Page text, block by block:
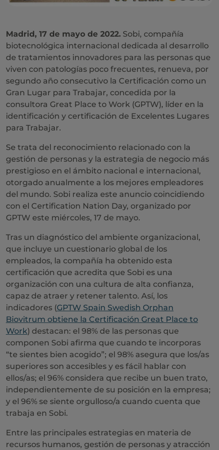
Madrid, 17 de mayo de 2022. Sobi, compañía
biotecnológica internacional dedicada al desarrollo
de tratamientos innovadores para las personas que
viven con patologías poco frecuentes, renueva, por
segundo año consecutivo la Certificación como un
Gran Lugar para Trabajar, concedida por la
consultora Great Place to Work (GPTW), líder en la
identificación y certificación de Excelentes Lugares
para Trabajar.
Se trata del reconocimiento relacionado con la
gestión de personas y la estrategia de negocio más
prestigioso en el ámbito nacional e internacional,
otorgado anualmente a los mejores empleadores
del mundo. Sobi realiza este anuncio coincidiendo
con el Certification Nation Day, organizado por
GPTW este miércoles, 17 de mayo.
Tras un diagnóstico del ambiente organizacional,
que incluye un cuestionario global de los
empleados, la compañía ha obtenido esta
certificación que acredita que Sobi es una
organización con una cultura de alta confianza,
capaz de atraer y retener talento. Así, los
indicadores (GPTW Spain Swedish Orphan
Biovitrum obtiene la Certificación Great Place to
Work) destacan: el 98% de las personas que
componen Sobi afirma que cuando te incorporas
“te sientes bien acogido”; el 98% asegura que los/as
superiores son accesibles y es fácil hablar con
ellos/as; el 96% considera que recibe un buen trato,
independientemente de su posición en la empresa;
y el 96% se siente orgulloso/a cuando cuenta que
trabaja en Sobi.
Entre las principales estrategias en materia de
recursos humanos, gestión de personas y atracción